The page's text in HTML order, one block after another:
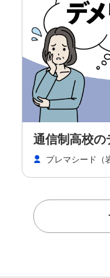
通信制高校の
プレマシード（